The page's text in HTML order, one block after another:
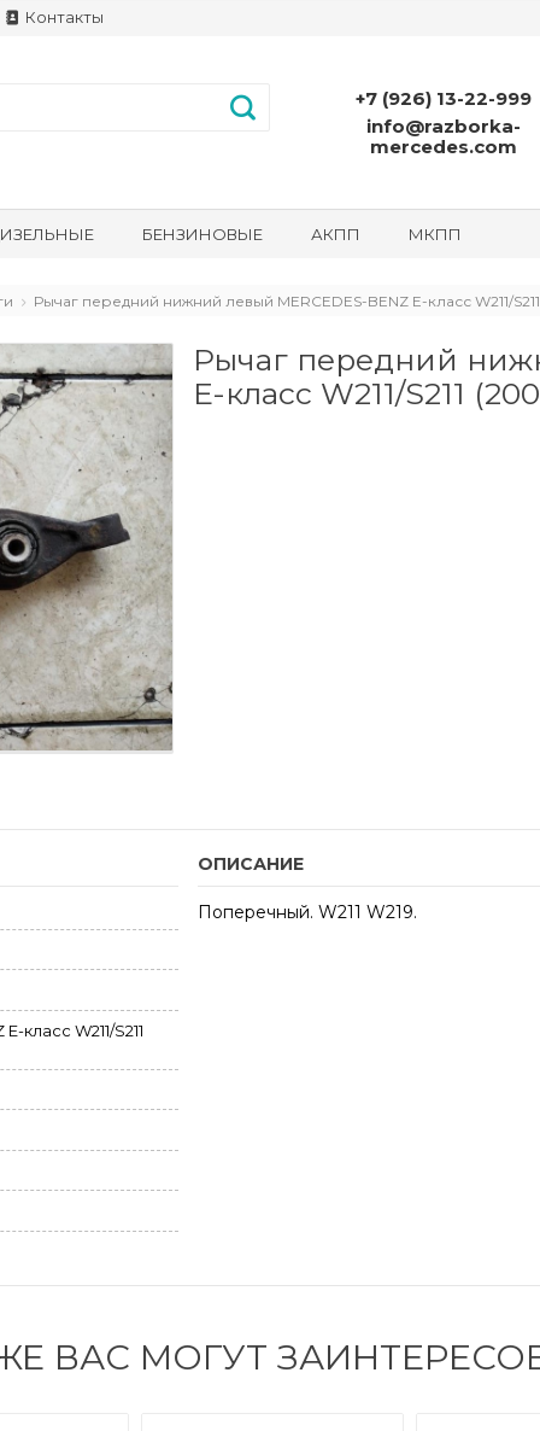
Контакты
+7 (926) 13-22-999
info@razborka-
mercedes.com
БЕНЗИНОВЫЕ АКПП МКПП
Рычаг передний нижний левый MERCEDES-BENZ E-класс W211/
Рычаг передний
E-класс W211/S211
класс W211/S211
ОПИСАНИЕ
Поперечный. W211 W219.
ВАС МОГУТ